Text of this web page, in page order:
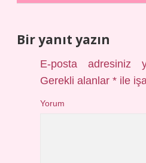
Bir yanıt yazın
E-posta adresiniz
Gerekli alanlar* ile
Yorum